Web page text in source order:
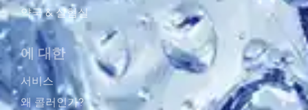
약국 & 실혐실
에 대한
서비스
왜 콜러인가?